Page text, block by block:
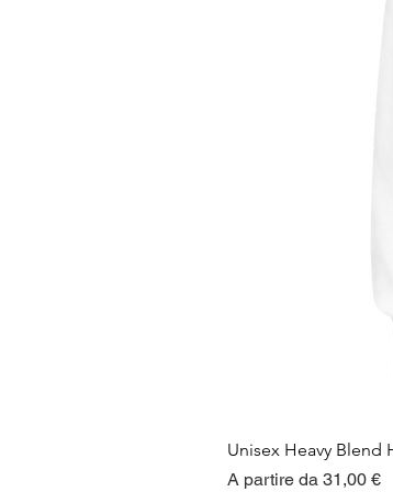
Unisex Heavy Blend
A partire da 31,00 €
Prezzo scontato